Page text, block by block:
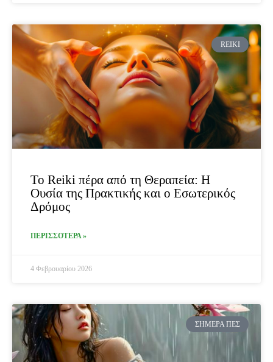
REIKI
Το Reiki πέρα από τη Θεραπεία: Η
Ουσία της Πρακτικής και ο Εσωτερικός
Δρόμος
ΠΕΡΙΣΣΟΤΕΡΑ »
4 Φεβρουαρίου 2026
ΣΉΜΕΡΑ ΠΕΣ